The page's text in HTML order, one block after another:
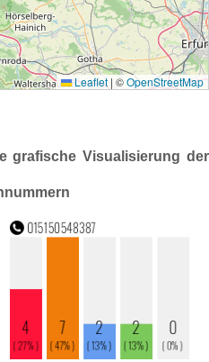
grafische Visualisierung der